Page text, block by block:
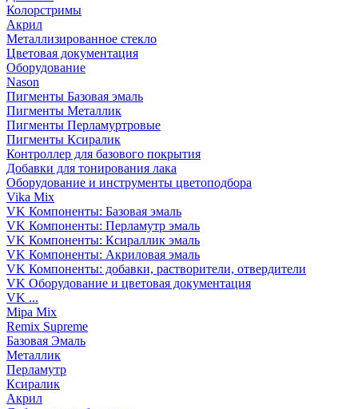
Колорстримы
Акрил
Металлизированное стекло
Цветовая документация
Оборудование
Nason
Пигменты Базовая эмаль
Пигменты Металлик
Пигменты Перламуртровые
Пигменты Ксиралик
Контроллер для базового покрытия
Добавки для тонирования лака
Оборудование и инструменты цветоподбора
Vika Mix
VK Компоненты: Базовая эмаль
VK Компоненты: Перламутр эмаль
VK Компоненты: Ксираллик эмаль
VK Компоненты: Акриловая эмаль
VK Компоненты: добавки, растворители, отвердители
VK Оборудование и цветовая документация
VK ...
Mipa Mix
Remix Supreme
Базовая Эмаль
Металлик
Перламутр
Ксиралик
Акрил